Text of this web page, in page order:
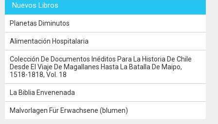
Nuevos Libros
Planetas Diminutos
Alimentación Hospitalaria
Colección De Documentos Inéditos Para La Historia De Chile
Desde El Viaje De Magallanes Hasta La Batalla De Maipo,
1518-1818, Vol. 18
La Biblia Envenenada
Malvorlagen Für Erwachsene (blumen)